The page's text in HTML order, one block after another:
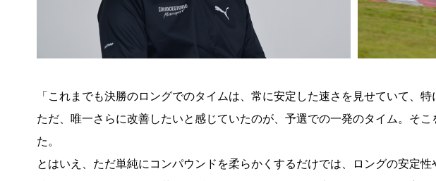
「これまでも決勝のロングでのタイムは、常に安定した速さを見せていて、
ただ、唯一さらに改善したいと感じていたのが、予選での一発のタイム。そ
た。
とはいえ、ただ単純にコンパウンドを柔らかくするだけでは、ロングの安定